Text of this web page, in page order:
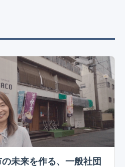
未来を作る、一般社団